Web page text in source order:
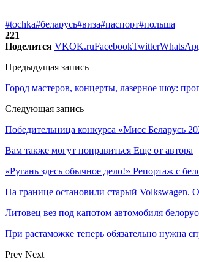
#tochka#беларусь#виза#паспорт#польша
221
Поделится VKOK.ruFacebookTwitter
Предыдущая запись
Город мастеров, концерты, лазерное шоу:
Следующая запись
Победительница конкурса «Мисс Беларусь
Вам также могут понравиться Еще от автора
«Ругань здесь обычное дело!» Репортаж с
На границе остановили старый Volkswagen.
Литовец вез под капотом автомобиля
При растаможке теперь обязательно нужна
Prev Next